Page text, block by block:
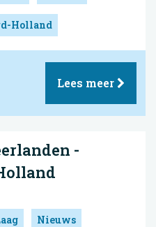
Holland
Lees meer
-
Nieuws